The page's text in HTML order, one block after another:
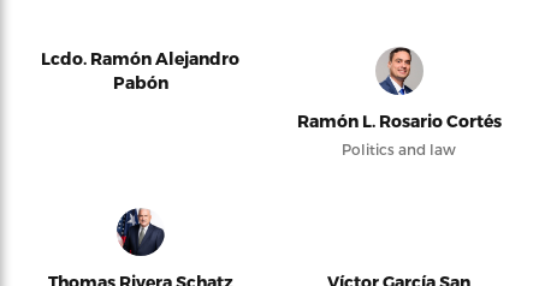
Lcdo. Ramón Alejandro
Pabón
Ramón L. Rosario Cortés
Politics and law
Thomas Rivera Schatz
Víctor García San